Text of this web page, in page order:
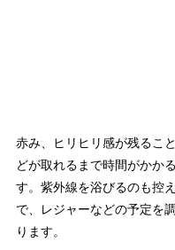
赤み、ヒリヒリ感が残るこ
どが取れるまで時間がかか
す。紫外線を浴びるのも控
で、レジャーなどの予定を
ります。